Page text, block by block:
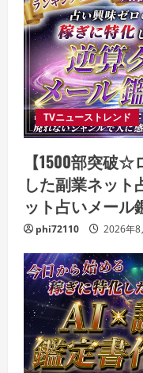
TVニューストレンド
【1500部突破
した副業ネット
ット占いメール
phi72110 2026年8